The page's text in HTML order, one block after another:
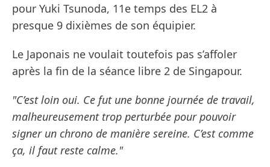
pour Yuki Tsunoda, 11e temps des EL2 à
presque 9 dixièmes de son équipier.
Le Japonais ne voulait toutefois pas s’affoler
après la fin de la séance libre 2 de Singapour.
"C’est loin oui. Ce fut une bonne journée de travail,
malheureusement trop perturbée pour pouvoir
signer un chrono de manière sereine. C’est comme
ça, il faut reste calme."